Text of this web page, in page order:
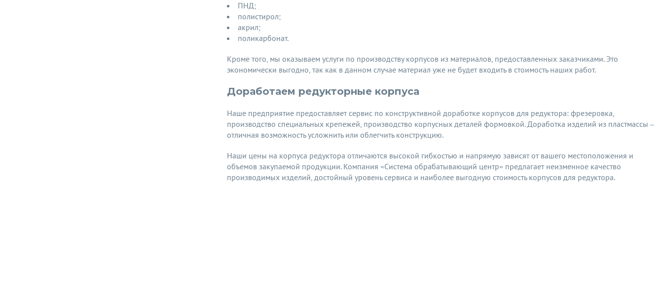
ПНД;
полистирол;
акрил;
поликарбонат.
Кроме того, мы оказываем услуги по производству корпусов из материалов, предоставленных заказчиками. Это
экономически выгодно, так как в данном случае материал уже не будет входить в стоимость наших работ.
Доработаем редукторные корпуса
Наше предприятие предоставляет сервис по конструктивной доработке корпусов для редуктора: фрезеровка,
производство специальных крепежей, производство корпусных деталей формовкой. Доработка изделий из пластмассы –
отличная возможность усложнить или облегчить конструкцию.
Наши цены на корпуса редуктора отличаются высокой гибкостью и напрямую зависят от вашего местоположения и
объемов закупаемой продукции. Компания «Система обрабатывающий центр» предлагает неизменное качество
производимых изделий, достойный уровень сервиса и наиболее выгодную стоимость корпусов для редуктора.